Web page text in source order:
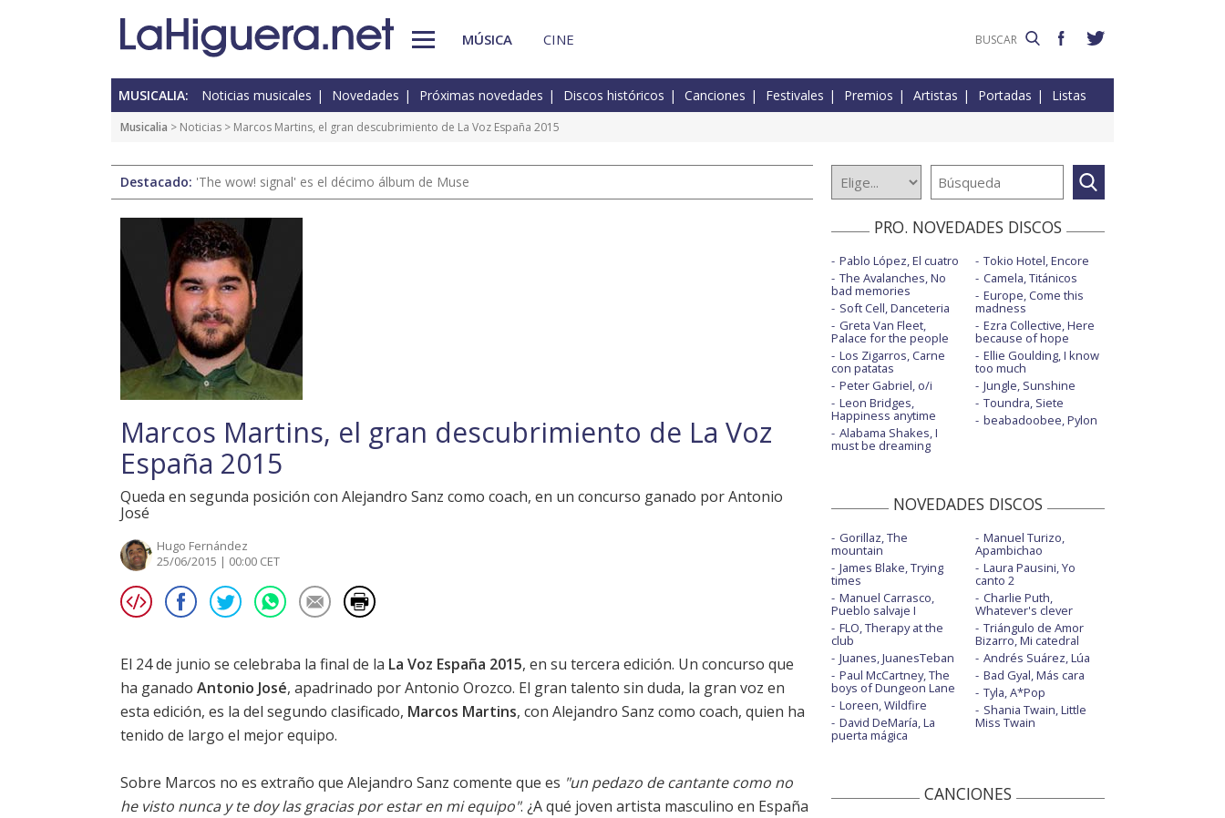
MÚSICA CINE
MUSICALIA: Noticias musicales Novedades Próximas novedades Discos históricos Canciones Festivales Premios Artistas Portadas Listas
Musicalia > Noticias > Marcos Martins, el gran descubrimiento de La Voz España 2015
Destacado: 'The wow! signal' es el décimo álbum de Muse
Marcos Martins, el gran descubrimiento de La Voz
España 2015
Queda en segunda posición con Alejandro Sanz como coach, en un concurso ganado por Antonio
José
Hugo Fernández
25/06/2015 | 00:00 CET
El 24 de junio se celebraba la final de la La Voz España 2015, en su tercera edición. Un concurso que
ha ganado Antonio José, apadrinado porAntonio Orozco. El gran talento sin duda, la gran voz en
esta edición, es la del segundo clasificado, Marcos Martins, con Alejandro Sanz como coach, quien ha
tenido de largo el mejor equipo.
Sobre Marcos no es extraño que Alejandro Sanz comente que es "un pedazo de cantante como no
he visto nunca y te doy las gracias por estar en mi equipo". ¿A qué joven artista masculino en España
PRO. NOVEDADES DISCOS
Pablo López, El cuatro
The Avalanches, No
bad memories
Soft Cell, Danceteria
Greta Van Fleet,
Palace for the people
Los Zigarros, Carne
con patatas
Peter Gabriel, o/i
Leon Bridges,
Happiness anytime
Alabama Shakes, I
must be dreaming
Tokio Hotel, Encore
Camela, Titánicos
Europe, Come this
madness
Ezra Collective, Here
because of hope
Ellie Goulding, I know
too much
Jungle, Sunshine
Toundra, Siete
beabadoobee, Pylon
NOVEDADES DISCOS
Gorillaz, The
mountain
James Blake, Trying
times
Manuel Carrasco,
Pueblo salvaje I
FLO, Therapy at the
club
Juanes, JuanesTeban
Paul McCartney, The
boys of Dungeon Lane
Loreen, Wildfire
David DeMaría, La
puerta mágica
Manuel Turizo,
Apambichao
Laura Pausini, Yo
canto 2
Charlie Puth,
Whatever's clever
Triángulo de Amor
Bizarro, Mi catedral
Andrés Suárez, Lúa
Bad Gyal, Más cara
Tyla, A*Pop
Shania Twain, Little
Miss Twain
CANCIONES